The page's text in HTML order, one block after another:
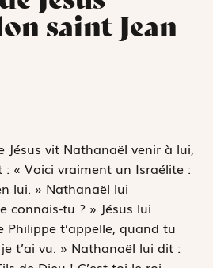
saint Jean
Jésus vit Nathanaël venir à lui,
« Voici vraiment un Israélite :
lui. » Nathanaël lui
connais-tu ? » Jésus lui
Philippe t’appelle, quand tu
t’ai vu. » Nathanaël lui dit :